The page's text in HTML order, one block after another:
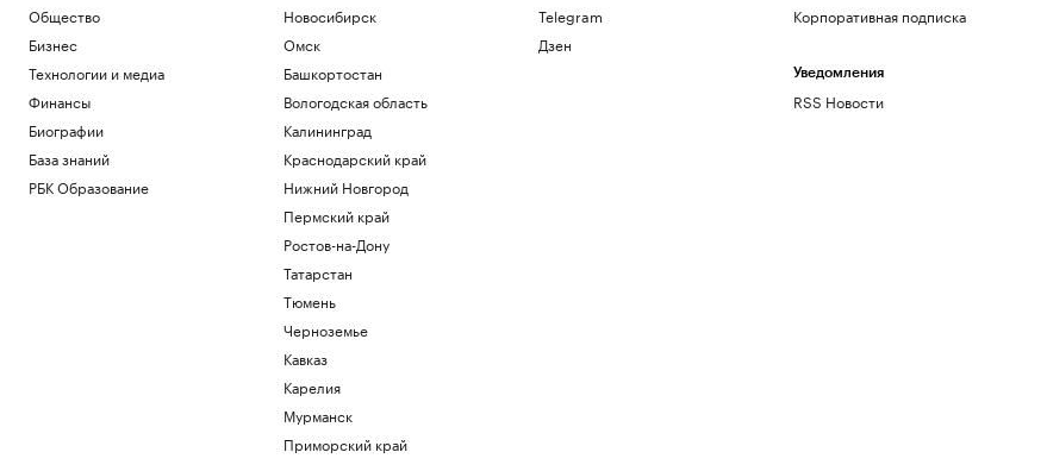
Общество
Бизнес
Технологии и медиа
Финансы
Биографии
База знаний
РБК Образование
Новосибирск
Омск
Башкортостан
Вологодская область
Калининград
Краснодарский край
Нижний Новгород
Пермский край
Ростов-на-Дону
Татарстан
Тюмень
Черноземье
Кавказ
Карелия
Мурманск
Приморский край
Telegram
Дзен
Корпоративная подписка
Уведомления
RSS Новости